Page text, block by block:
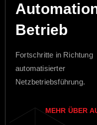
Betrieb
Fortschritte in Richtung
automatisierter
Netzbetriebsführung.
MEHR ÜBER